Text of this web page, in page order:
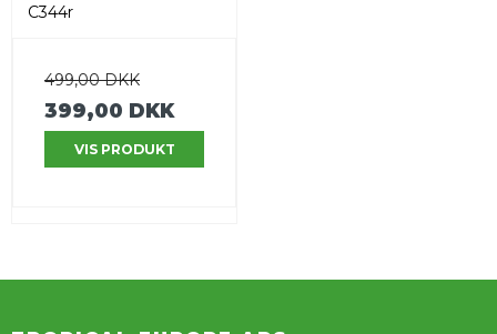
C344r
499,00 DKK
399,00 DKK
VIS PRODUKT